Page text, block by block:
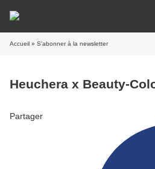
Accueil » S'abonner à la newsletter
Heuchera x Beauty-
Partager